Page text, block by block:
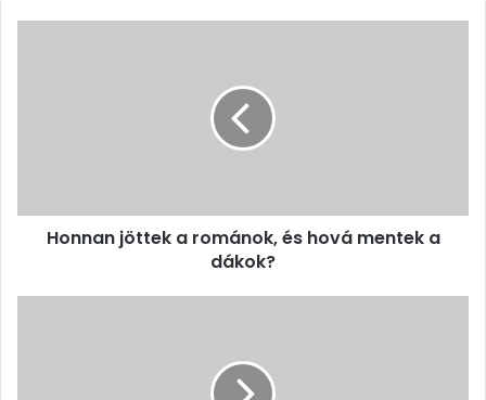
dákok?
Honnan jöttek a románok, és hová mentek a
dákok?